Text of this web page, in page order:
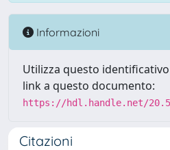
Informazioni
Utilizza questo
link a questo documento:
https://hdl.handle.net/
Citazioni